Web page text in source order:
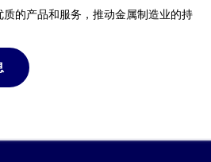
的产品和服务，推动金属制造业的持